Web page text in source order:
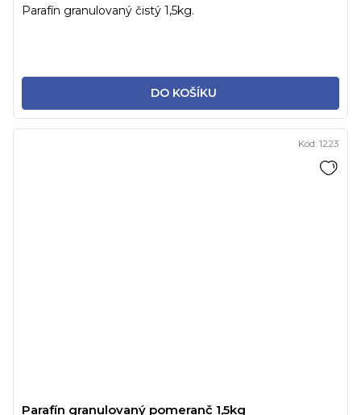
DO KOŠÍKU
Parafín granulovaný čistý 1,5kg.
Parafín granulovaný pomeranč 1,5kg
Kód: 1223